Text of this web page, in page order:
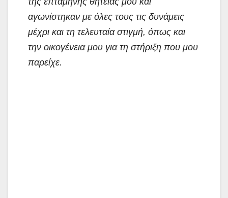
αγωνίστηκαν με όλες τους τις δυνάμεις
μέχρι και τη τελευταία στιγμή, όπως και
την οικογένεια μου για τη στήριξη που μου
παρείχε.